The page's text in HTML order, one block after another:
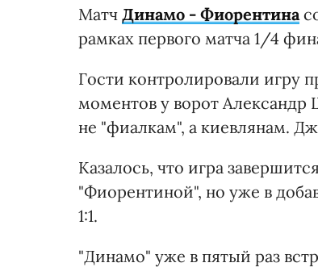
Матч Динамо - Фиорентина
рамках первого матча 1/4
Гости контролировали игру
моментов у ворот Александр
не "фиалкам", а киевлянам.
Казалось, что игра
"Фиорентиной", но уже в
1:1.
"Динамо" уже в пятый раз